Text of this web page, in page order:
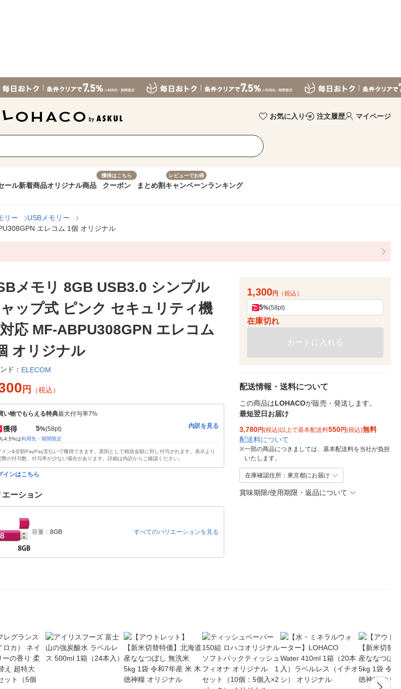
お気に入り 注文履歴 マイページ
ール新着商品オリジナル商品
獲得はこちら
クーポン まとめ割
レビューでお得
キャンペーンランキング
リー
USBメモリー
エレコム 1個 オリジナル
メモリ 8GB USB3.0 シンプル
ップ式 ピンク セキュリティ機
応 MF-ABPU308GPN エレコム
オリジナル
ド： ELECOM
円 （税込）
い物でもらえる特典最大付与率7%
獲得 5%(58pt)
4.5%は利用先・期間限定
内訳を見る
イン&全額PayPay支払いで獲得できます。原則として税抜金額に対し付与されます。表示より
際の付与数、付与率が少ない場合があります。詳細は内訳からご確認ください。
インはこちら
エーション
容量： 8GB すべてのバリエーションを見る
1,300円 （税込）
5%(58pt)
在庫切れ
カートに入れる
配送情報・送料について
この商品はLOHACOが販売・発送します。
最短翌日お届け
3,780円(税込)以上で基本配送料550円(税込)無料
配送料について
※一部の商品につきましては、基本配送料を当社が負担
いたします。
在庫確認住所：東京都にお届け
賞味期限/使用期限・返品について